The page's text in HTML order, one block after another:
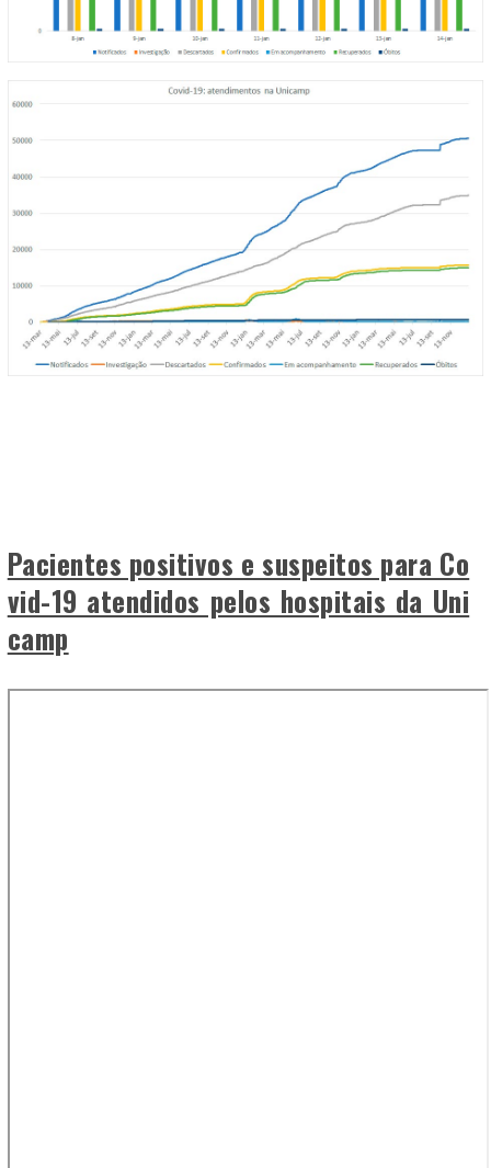
Pacientes positivos e suspeitos para Co
vid-19 atendidos pelos hospitais da Uni
camp